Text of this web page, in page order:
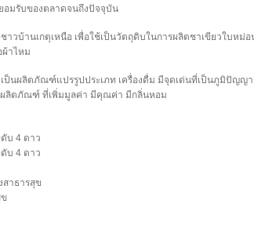
อมรับของตลาดจนถึงปัจจุบัน
วบ้านเกตุเหนือ เพื่อใช้เป็นวัตถุดิบในการผลิตชาเขียวใบหม่อ
ผ้าไหม
นผลิตภัณฑ์แปรรูปประเภท เครื่องดื่ม มีจุดเด่นที่เป็นภูมิปัญญ
ลิตภัณฑ์ ที่เพิ่มมูลค่า มีคุณค่า มีกลิ่นหอม
ดับ 4 ดาว
ดับ 4 ดาว
สาธารสุข